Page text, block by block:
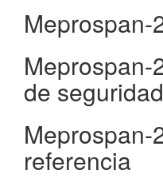
Meprospan-
Meprospan-
de
Meprospan-
referencia